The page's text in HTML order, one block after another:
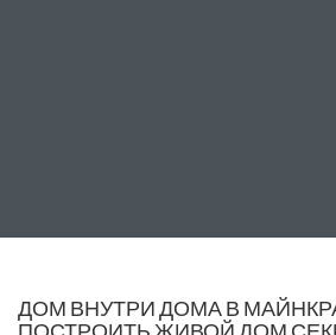
ДОМ ВНУТРИ ДОМА В